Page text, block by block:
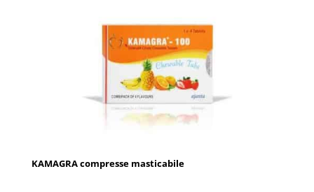
KAMAGRA compresse masticabile